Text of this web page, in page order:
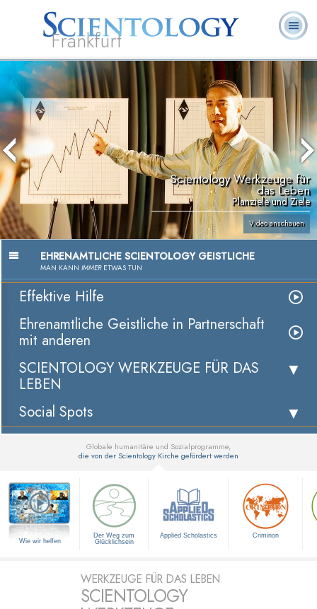
Frankfurt
L. Ron
Hubbard
Was ist
Scientology?
Ehrenamtliche
Geistliche
Häufig gestellte
Fragen
Bücher
Scientology Werkzeuge für
das Leben
Planziele und Ziele
Video anschauen
EHRENAMTLICHE SCIENTOLOGY GEISTLICHE
MAN KANN IMMERETWAS TUN
Effektive Hilfe
Ehrenamtliche Geistliche in Partnerschaft
mit anderen
SCIENTOLOGY WERKZEUGE FÜR DAS
LEBEN
Social Spots
Globale humanitäre und Sozialprogramme,
die von der Scientology Kirche gefördert werden
Wie wir helfen
Der Weg zum
Glücklichsein
Applied Scholastics Criminon
WERKZEUGE FÜR DAS LEBEN
SCIENTOLOGY